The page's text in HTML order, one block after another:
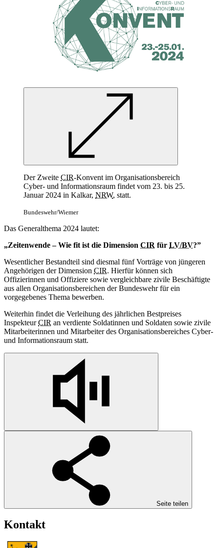
Der Zweite CIR-Konvent im Organisationsbereich
Cyber- und Informationsraum findet vom 23. bis 25.
Januar 2024 in Kalkar, NRW, statt.
Bundeswehr/Wiemer
Das Generalthema 2024 lautet:
„Zeitenwende – Wie fit ist die Dimension CIR für LV/BV?”
Wesentlicher Bestandteil sind diesmal fünf Vorträge von jüngeren
Angehörigen der Dimension CIR. Hierfür können sich
Offizierinnen und Offiziere sowie vergleichbare zivile Beschäftigte
aus allen Organisationsbereichen der Bundeswehr für ein
vorgegebenes Thema bewerben.
Weiterhin findet die Verleihung des jährlichen Bestpreises
InspekteurCIR an verdiente Soldatinnen und Soldaten sowie zivile
Mitarbeiterinnen und Mitarbeiter des Organisationsbereiches Cyber-
und Informationsraum statt.
Seite teilen
Kontakt